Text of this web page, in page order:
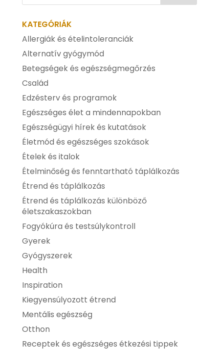
KATEGÓRIÁK
Allergiák és ételintoleranciák
Alternatív gyógymód
Betegségek és egészségmegőrzés
Család
Edzésterv és programok
Egészséges élet a mindennapokban
Egészségügyi hírek és kutatások
Életmód és egészséges szokások
Ételek és italok
Ételminőség és fenntartható táplálkozás
Étrend és táplálkozás
Étrend és táplálkozás különböző
életszakaszokban
Fogyókúra és testsúlykontroll
Gyerek
Gyógyszerek
Health
Inspiration
Kiegyensúlyozott étrend
Mentális egészség
Otthon
Receptek és egészséges étkezési tippek